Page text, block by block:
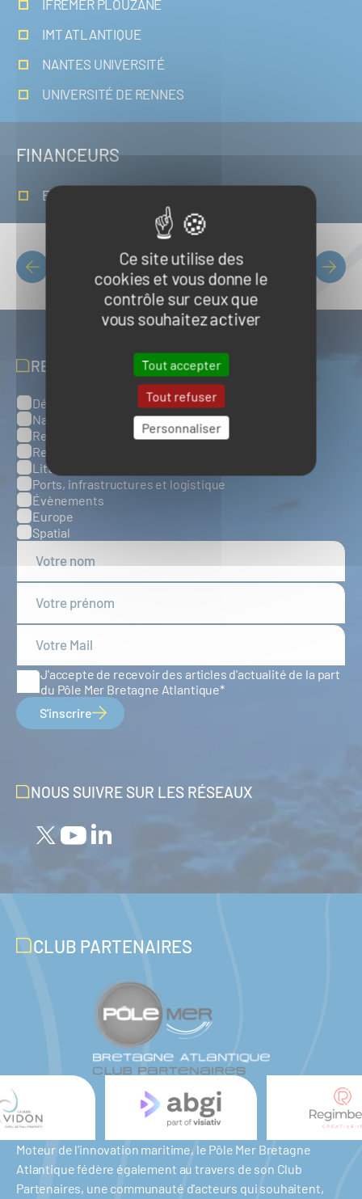
Ce site utilise des
cookies et vous donne le
contrôle sur ceux que
vous souhaitez activer
Tout accepter
Tout refuser
Personnaliser
IFREMER PLOUZANÉ
IMT ATLANTIQUE
NANTES UNIVERSITÉ
UNIVERSITÉ DE RENNES
FINANCEURS
En recherche de financement
PAGINATION
Liste des projets
RECEVOIR NOS ACTUALITÉS
Catégories
Défense, sûreté et sécurité maritimes
Naval et nautisme
Ressources énergétiques et minérales marines
Ressources biologiques marines
Littoral et environnement marins
Ports, infrastructures et logistique
Évènements
Europe
Spatial
J'accepte de recevoir des articles d'actualité de la part
du Pôle Mer Bretagne Atlantique
S'inscrire
NOUS SUIVRE SUR LES RÉSEAUX
CLUB PARTENAIRES
Moteur de l'innovation maritime, le Pôle Mer Bretagne
Atlantique fédère également au travers de son Club
Partenaires, une communauté d'acteurs qui souhaitent,